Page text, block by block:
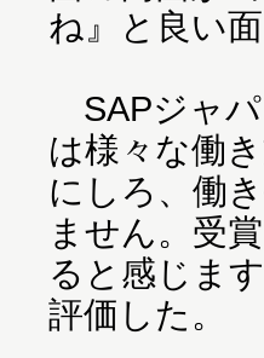
ね』と良い
SAPジャパ
は様々な働
にしろ、働
ません。受
ると感じま
評価した。